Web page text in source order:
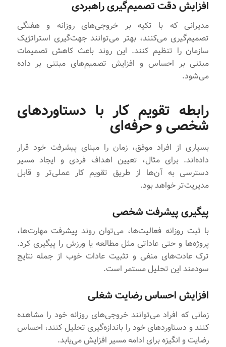
افزایش دقت تصمیم‌گیری راهبردی
مدیرانی که با تکیه بر خروجی‌های‌ روزانه و هفتگی
تصمیم‌گیری می‌کنند، بهتر می‌توانند جهت‌گیری استراتژیک
سازمان را تنظیم کنند. این روند باعث کاهش تصمیمات
مبتنی بر احساس و افزایش تصمیم‌های مبتنی بر داده
می‌شود.
رابطه تقویم کار با دستاوردهای
شخصی و حرفه‌ای
بسیاری از افراد موفق، زمان را مبنای پیشرفت خود قرار
داده‌اند. برای مثال، تعیین اهداف فردی و ایجاد مسیر
دسترسی به آن‌ها از طریق تقویم کار عملی‌تر و قابل
مدیریت‌تر خواهد بود.
پیگیری پیشرفت شخصی
با ثبت روزانه فعالیت‌ها، می‌توان روند پیشرفت مهارت‌ها،
پروژه‌ها و حتی عاداتی مثل مطالعه یا ورزش را پیگیری کرد.
ترک عادت‌های منفی و تثبیت عادات خوب از جمله نتایج
سودمند این تحلیل مستمر است.
افزایش احساس رضایت شغلی
زمانی که افراد می‌توانند خروجی‌های روزانه خود را مشاهده
کنند و دستاوردهای خود را باندازه‌گیری تحلیل کنند، احساس
رضایت و انگیزه برای ادامه مسیر افزایش می‌یابد.